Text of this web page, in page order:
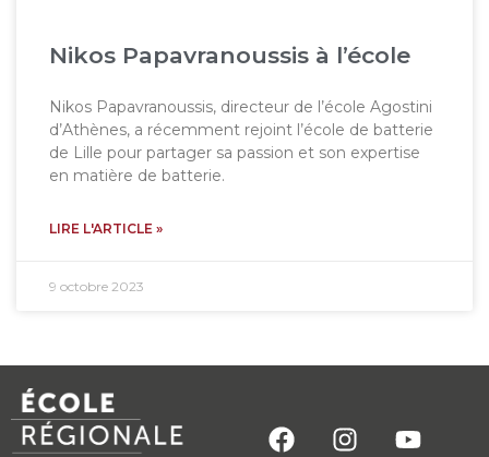
Nikos Papavranoussis à l’école
Nikos Papavranoussis, directeur de l’école Agostini
d’Athènes, a récemment rejoint l’école de batterie
de Lille pour partager sa passion et son expertise
en matière de batterie.
LIRE L'ARTICLE »
9 octobre 2023